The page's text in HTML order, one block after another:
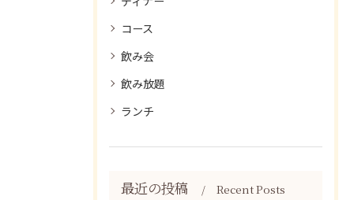
コース
飲み会
飲み放題
ランチ
最近の投稿 Recent Posts